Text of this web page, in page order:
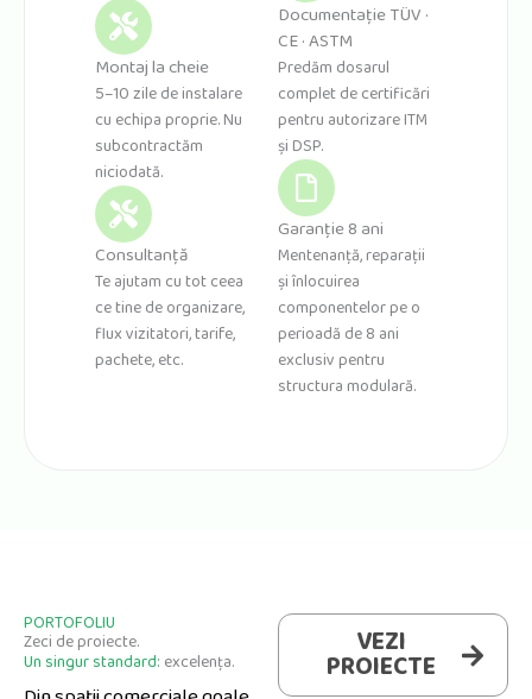
Montaj la cheie
5–10 zile de instalare
cu echipa proprie. Nu
subcontractăm
niciodată.
Consultanță
Te ajutam cu tot ceea
ce tine de organizare,
flux vizitatori, tarife,
pachete, etc.
Documentație TÜV ·
CE · ASTM
Predăm dosarul
complet de certificări
pentru autorizare ITM
și DSP.
Garanție 8 ani
Mentenanță, reparații
și înlocuirea
componentelor pe o
perioadă de 8 ani
exclusiv pentru
structura modulară.
PORTOFOLIU
Zeci de proiecte.
Un singur standard: excelența. VEZI
PROIECTE